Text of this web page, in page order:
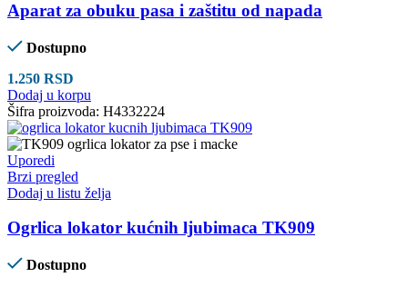
Aparat za obuku pasa i zaštitu od napada
Dostupno
1.250 RSD
Dodaj u korpu
Šifra proizvoda: H4332224
Uporedi
Brzi pregled
Dodaj u listu želja
Ogrlica lokator kućnih ljubimaca TK909
Dostupno